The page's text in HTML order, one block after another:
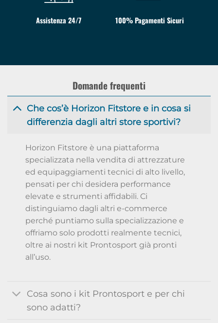
Assistenza 24/7 100% Pagamenti Sicuri
Domande frequenti
Che cos’è Horizon Fitstore e in cosa si
differenzia dagli altri store sportivi?
Horizon Fitstore è una piattaforma
specializzata nella vendita di attrezzature
ed equipaggiamenti tecnici di alto livello,
pensati per chi desidera performance
elevate e strumenti affidabili. Ci
distinguiamo dagli altri e-commerce
perché puntiamo sulla specializzazione e
offriamo solo prodotti realmente tecnici,
oltre ai nostri kit Prontosport già pronti
all’uso.
Cosa sono i kit Prontosport e per chi
sono adatti?